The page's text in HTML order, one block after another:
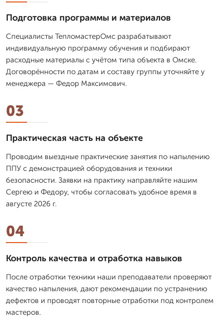
Подготовка программы и материалов
Специалисты ТепломастерОмс разрабатывают
индивидуальную программу обучения и подбирают
расходные материалы с учётом типа объекта в Омске.
Договорённости по датам и составу группы уточняйте у
менеджера — Федор Максимович.
03
Практическая часть на объекте
Проводим выездные практические занятия по напылению
ППУ с демонстрацией оборудования и техники
безопасности. Заявки на практику направляйте нашим
Сергею и Федору, чтобы согласовать удобное время в
августе 2026 г.
04
Контроль качества и отработка навыков
После отработки техники наши преподаватели проверяют
качество напыления, дают рекомендации по устранению
дефектов и проводят повторные отработки под контролем
мастеров.